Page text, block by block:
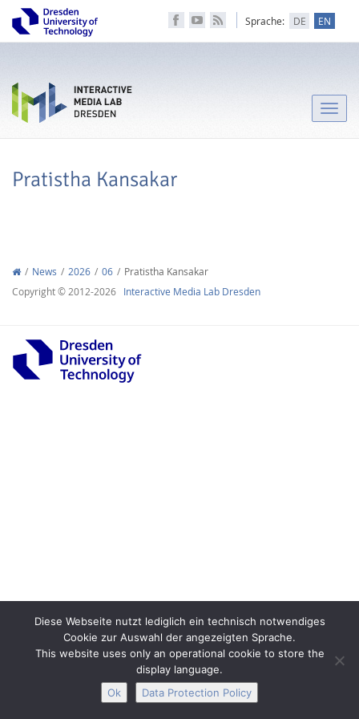
Sprache: DE EN
Toggle
Pratistha Kansakar
News 2026 06
Pratistha Kansakar
Copyright © 2012-2026 Interactive Media Lab Dresden
Diese Webseite nutzt lediglich ein technisch notwendiges
Cookie zur Auswahl der angezeigten Sprache.
This website uses only an operational cookie to store the
display language.
Ok
Data Protection Policy